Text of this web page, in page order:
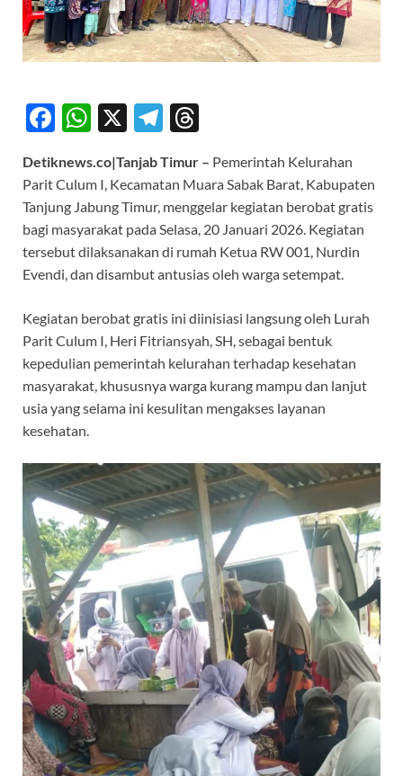
F
e
b
o
o
k
W
at
s
A
p
p
X
T
e
gr
a
m
e
a
ds
Detiknews.co|Tanjab Timur – Pemerintah Kelurahan
Parit Culum I, Kecamatan Muara Sabak Barat, Kabupaten
Tanjung Jabung Timur, menggelar kegiatan berobat gratis
bagi masyarakat pada Selasa, 20 Januari 2026. Kegiatan
tersebut dilaksanakan di rumah Ketua RW 001, Nurdin
Evendi, dan disambut antusias oleh warga setempat.
Kegiatan berobat gratis ini diinisiasi langsung oleh Lurah
Parit Culum I, Heri Fitriansyah, SH, sebagai bentuk
kepedulian pemerintah kelurahan terhadap kesehatan
masyarakat, khususnya warga kurang mampu dan lanjut
usia yang selama ini kesulitan mengakses layanan
kesehatan.